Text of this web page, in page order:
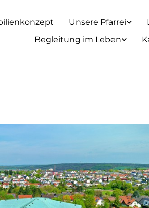
Unsere Pfarrei
Begleitung im Leben